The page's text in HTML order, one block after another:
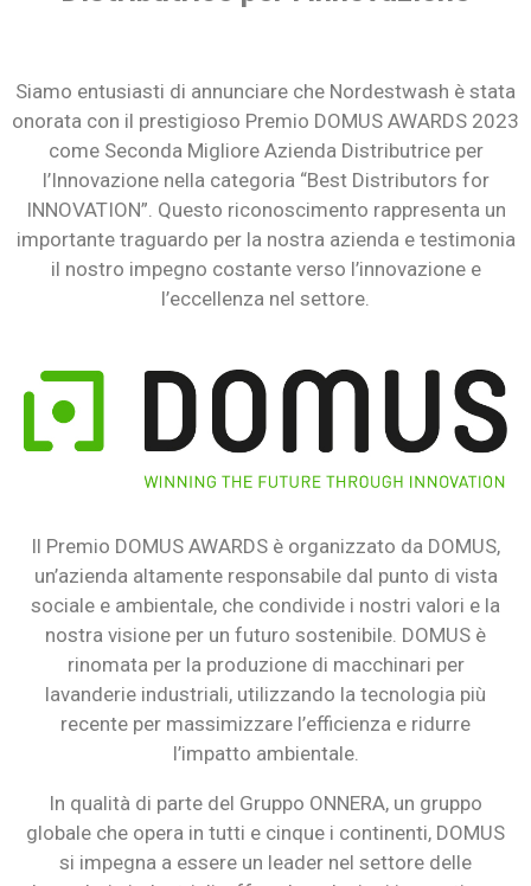
Siamo entusiasti di annunciare che Nordestwash è stata
onorata con il prestigioso Premio DOMUS AWARDS 2023
come Seconda Migliore Azienda Distributrice per
l’Innovazione nella categoria “Best Distributors for
INNOVATION”. Questo riconoscimento rappresenta un
importante traguardo per la nostra azienda e testimonia
il nostro impegno costante verso l’innovazione e
l’eccellenza nel settore.
Il Premio DOMUS AWARDS è organizzato da DOMUS,
un’azienda altamente responsabile dal punto di vista
sociale e ambientale, che condivide i nostri valori e la
nostra visione per un futuro sostenibile. DOMUS è
rinomata per la produzione di macchinari per
lavanderie industriali, utilizzando la tecnologia più
recente per massimizzare l’efficienza e ridurre
l’impatto ambientale.
In qualità di parte del Gruppo ONNERA, un gruppo
globale che opera in tutti e cinque i continenti, DOMUS
si impegna a essere un leader nel settore delle